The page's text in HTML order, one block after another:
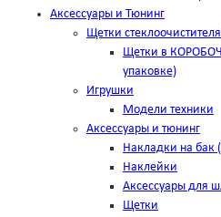
Аксессуары и Тюнинг
Щетки
Щетки в
упаковке)
Игрушки
Модели техники
Аксессуары и тюнинг
Накладки на бак
Наклейки
Аксессуары для
Щетки